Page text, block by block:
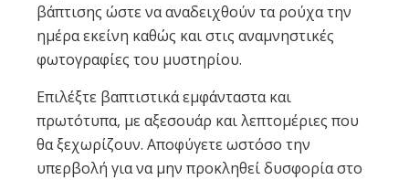
βάπτισης ώστε να αναδειχθούν τα ρούχα την
ημέρα εκείνη καθώς και στις αναμνηστικές
φωτογραφίες του μυστηρίου.
Επιλέξτε βαπτιστικά εμφάνταστα και
πρωτότυπα, με αξεσουάρ και λεπτομέριες που
θα ξεχωρίζουν. Αποφύγετε ωστόσο την
υπερβολή για να μην προκληθεί δυσφορία στο